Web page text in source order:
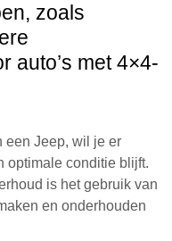
zoals
auto’s met 4×4-
een Jeep, wil je er
optimale conditie blijft.
is het gebruik van
en onderhouden